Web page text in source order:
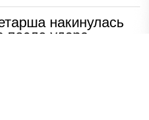
накинулась
после удара